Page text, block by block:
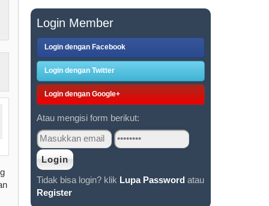
Login Member
Login dengan Facebook
Login dengan Twitter
Login dengan Google+
Atau mengisi form berikut:
Tidak bisa login? klik Lupa Password atau
Register